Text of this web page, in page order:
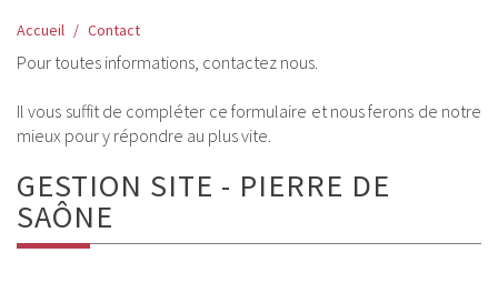
Accueil Contact
Pour toutes informations, contactez nous.
Il vous suffit de compléter ce formulaire et nous ferons de notre
mieux pour y répondre au plus vite.
GESTION SITE - PIERRE DE
SAÔNE